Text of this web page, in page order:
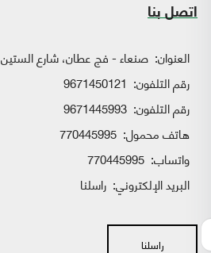
اتصل بنا
العنوان: صنعاء - فج عطان، شارع الستين
رقم التلفون: 9671450121
رقم التلفون: 9671445993
هاتف محمول: 770445995
واتساب:
البريد الإلكتروني: راسلنا
راسلنا